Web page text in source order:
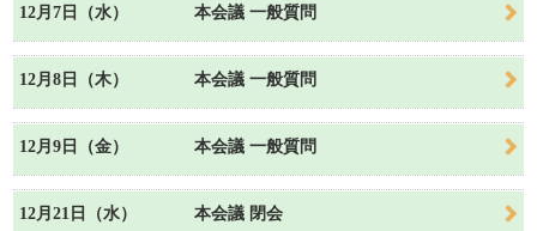
12月7日（水） 本会議 一般質問
12月8日（木） 本会議 一般質問
12月9日（金） 本会議 一般質問
12月21日（水） 本会議 閉会